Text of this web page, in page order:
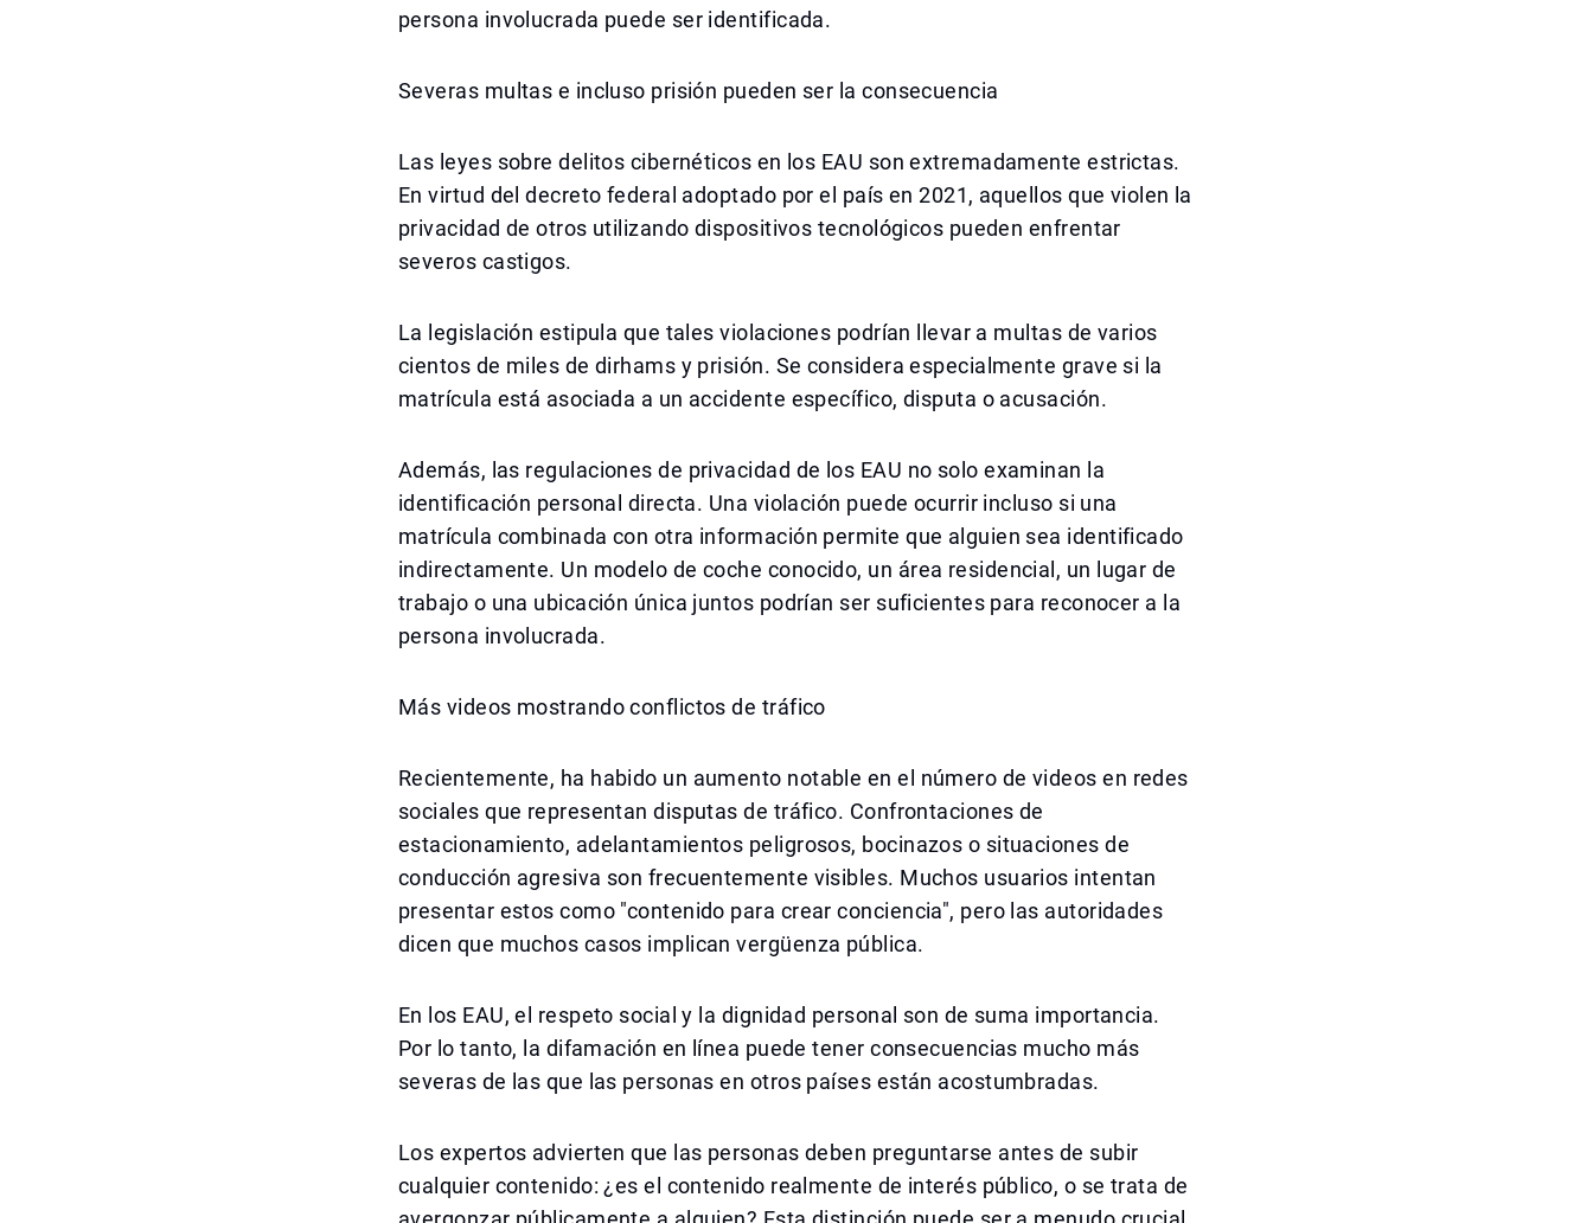
persona involucrada puede ser identificada.
Severas multas e incluso prisión pueden ser la consecuencia
Las leyes sobre delitos cibernéticos en los EAU son extremadamente estrictas.
En virtud del decreto federal adoptado por el país en 2021, aquellos que violen la
privacidad de otros utilizando dispositivos tecnológicos pueden enfrentar
severos castigos.
La legislación estipula que tales violaciones podrían llevar a multas de varios
cientos de miles de dirhams y prisión. Se considera especialmente grave si la
matrícula está asociada a un accidente específico, disputa o acusación.
Además, las regulaciones de privacidad de los EAU no solo examinan la
identificación personal directa. Una violación puede ocurrir incluso si una
matrícula combinada con otra información permite que alguien sea identificado
indirectamente. Un modelo de coche conocido, un área residencial, un lugar de
trabajo o una ubicación única juntos podrían ser suficientes para reconocer a la
persona involucrada.
Más videos mostrando conflictos de tráfico
Recientemente, ha habido un aumento notable en el número de videos en redes
sociales que representan disputas de tráfico. Confrontaciones de
estacionamiento, adelantamientos peligrosos, bocinazos o situaciones de
conducción agresiva son frecuentemente visibles. Muchos usuarios intentan
presentar estos como "contenido para crear conciencia", pero las autoridades
dicen que muchos casos implican vergüenza pública.
En los EAU, el respeto social y la dignidad personal son de suma importancia.
Por lo tanto, la difamación en línea puede tener consecuencias mucho más
severas de las que las personas en otros países están acostumbradas.
Los expertos advierten que las personas deben preguntarse antes de subir
cualquier contenido: ¿es el contenido realmente de interés público, o se trata de